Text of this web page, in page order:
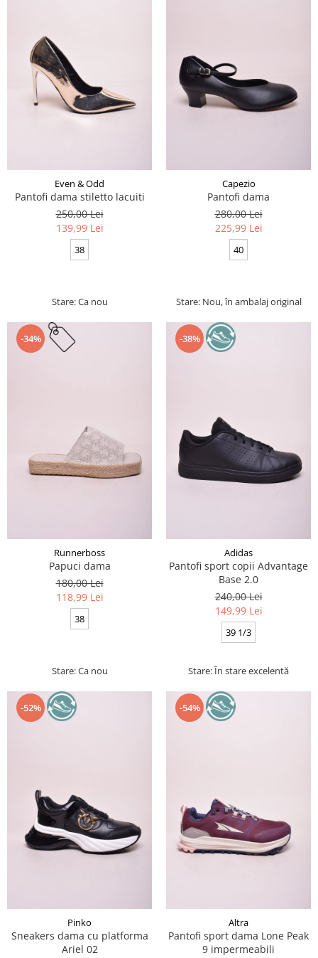
Even & Odd
Pantofi dama stiletto lacuiti
250,00 Lei
139,99 Lei
38
Stare: Ca nou
Capezio
Pantofi dama
280,00 Lei
225,99 Lei
40
Stare: Nou, în ambalaj original
-34%
Runnerboss
Papuci dama
180,00 Lei
118,99 Lei
38
Stare: Ca nou
-38%
Adidas
Pantofi sport copii Advantage
Base 2.0
240,00 Lei
149,99 Lei
39 1/3
Stare: În stare excelentă
-52%
Pinko
Sneakers dama cu platforma
Ariel 02
-54%
Altra
Pantofi sport dama Lone Peak
9 impermeabili